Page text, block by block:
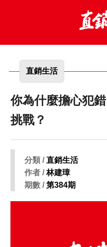
直銷生活
你為什麼擔心犯
挑戰？
分類 /直銷生活
作者 /林建璋
期數 /第384期